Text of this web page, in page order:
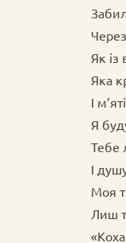
Як із
Яка
І
Я
Тебе
І
Моя
Лиш